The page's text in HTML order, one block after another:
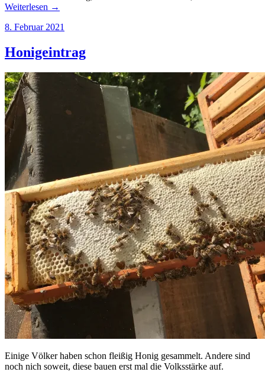
Weiterlesen →
8. Februar 2021
Honigeintrag
Einige Völker haben schon fleißig Honig gesammelt. Andere sind
noch nich soweit, diese bauen erst mal die Volksstärke auf.